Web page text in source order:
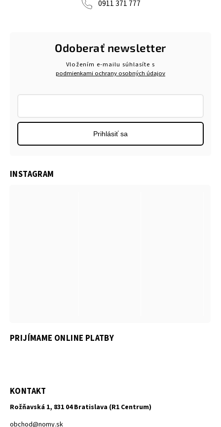
0911 371 777
PRIJÍMAME ONLINE PLATBY
KONTAKT
Rožňavská 1, 831 04 Bratislava (R1 Centrum)
obchod@nomy.sk
Odoberať newsletter
Vložením e-mailu súhlasíte s
podmienkami ochrany osobných údajov
Prihlásiť sa
INSTAGRAM